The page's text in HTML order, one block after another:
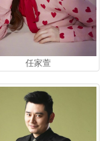
任家萱